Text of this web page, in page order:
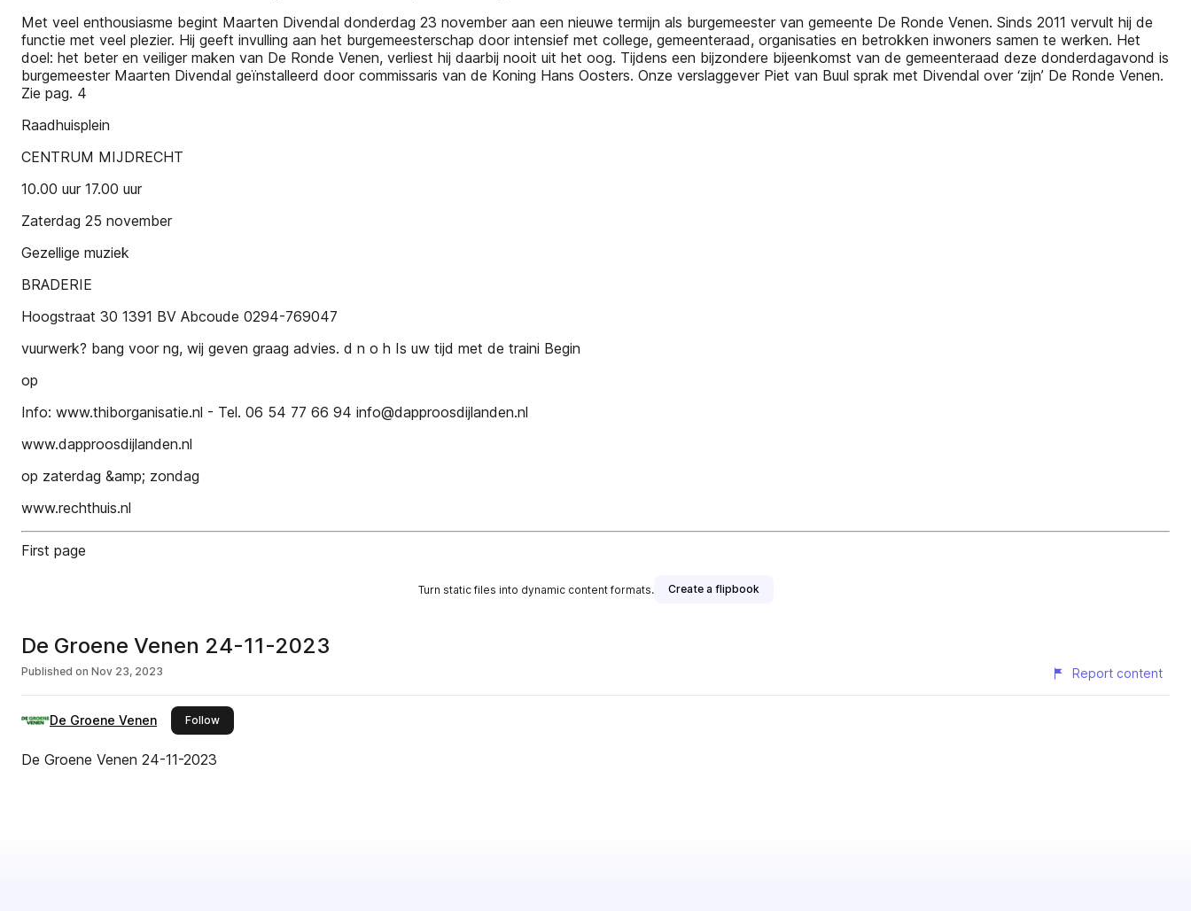
Met veel enthousiasme begint Maarten Divendal donderdag 23 november aan een nieuwe termijn als burgemeester van gemeente De Ronde Venen. Sinds 2011 vervult hij de
functie met veel plezier. Hij geeft invulling aan het burgemeesterschap door intensief met college, gemeenteraad, organisaties en betrokken inwoners samen te werken. Het
doel: het beter en veiliger maken van De Ronde Venen, verliest hij daarbij nooit uit het oog. Tijdens een bijzondere bijeenkomst van de gemeenteraad deze donderdagavond is
burgemeester Maarten Divendal geïnstalleerd door commissaris van de Koning Hans Oosters. Onze verslaggever Piet van Buul sprak met Divendal over ‘zijn’ De Ronde Venen.
Zie pag. 4
Raadhuisplein
CENTRUM MIJDRECHT
10.00 uur 17.00 uur
Zaterdag 25 november
Gezellige muziek
BRADERIE
Hoogstraat 30 1391 BV Abcoude 0294-769047
vuurwerk? bang voor ng, wij geven graag advies. d n o h Is uw tijd met de traini Begin
op
Info: www.thiborganisatie.nl - Tel. 06 54 77 66 94 info@dapproosdijlanden.nl
www.dapproosdijlanden.nl
op zaterdag &amp; zondag
www.rechthuis.nl
First page
Turn static files into dynamic content formats. Create a flipbook
De Groene Venen 24-11-2023
Published on Nov 23, 2023 Report content
De Groene Venen Followthis publisher
De Groene Venen 24-11-2023